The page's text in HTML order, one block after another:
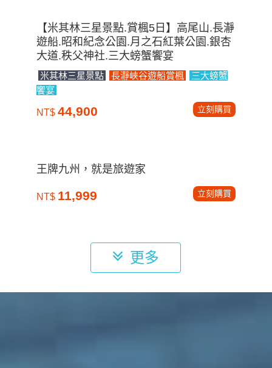
【米其林三星景點.賞楓5日】高尾山.長瀞
遊船.昭和紀念公園.月之石紅葉公園.銀杏
大道.秩父神社.三大螃蟹饗宴
米其林三星景點 長瀞峽谷遊船賞楓
三大螃蟹
饗宴
NT$ 44,900 立刻購買
王牌九州，就是旅遊家
NT$ 11,999 立刻購買
更多